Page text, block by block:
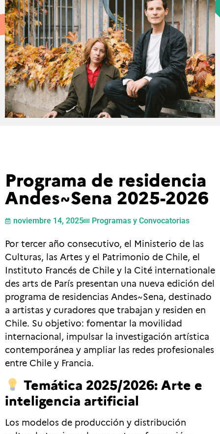
Programa de residencia
Andes~Sena 2025-2026
noviembre 14, 2025 Programas y Convocatorias
Por tercer año consecutivo, el Ministerio de las
Culturas, las Artes y el Patrimonio de Chile, el
Instituto Francés de Chile y la Cité internationale
des arts de París presentan una nueva edición del
programa de residencias Andes~Sena, destinado
a artistas y curadores que trabajan y residen en
Chile. Su objetivo: fomentar la movilidad
internacional, impulsar la investigación artística
contemporánea y ampliar las redes profesionales
entre Chile y Francia.
Temática 2025/2026: Arte e
inteligencia artificial
Los modelos de producción y distribución